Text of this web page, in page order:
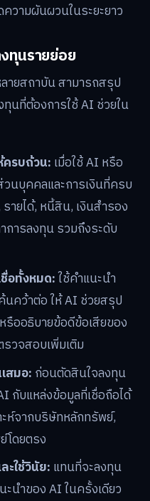
วามผันผวนในระยะยาว
ทุนรายย่อย
ายสถาบัน สามารถสรุป
นที่ต้องการใช้ AI ช่วยใน
ครบถ้วน: เมื่อใช้ AI หรือ
นบุคคลและการเงินที่ครบ
ายได้, หนี้สิน, เงินสำรอง
าการลงทุน รวมถึงระดับ
ชื่อทั้งหมด:ใช้คำแนะนำ
นคว้าต่อ ให้ AI ช่วยสรุป
รืออธิบายข้อดีข้อเสียของ
วจสอบเพิ่มเติม
สมอ: ก่อนตัดสินใจลงทุน
กับแหล่งข้อมูลที่เชื่อถือได้
ห์จากบริษัทหลักทรัพย์,
โดยตรง
ะใช้วินัย: แทนที่จะลงทุน
นำของ AI ในครั้งเดียว